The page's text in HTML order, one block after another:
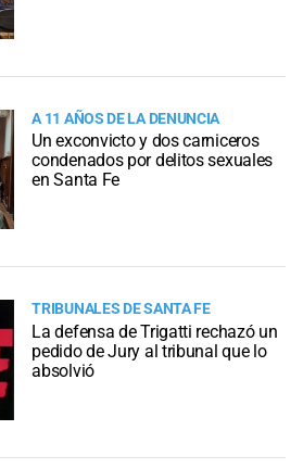
A 11 AÑOS DE LA DENUNCIA
Un exconvicto y dos carniceros
condenados por delitos sexuales
en Santa Fe
TRIBUNALES DE SANTA FE
La defensa de Trigatti rechazó un
pedido de Jury al tribunal que lo
absolvió